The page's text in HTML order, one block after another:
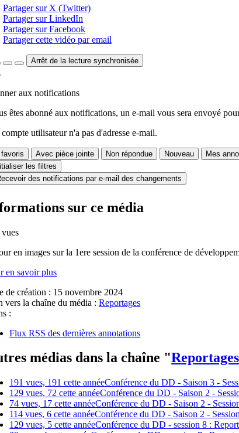
Partager sur X (Twitter)
Partager sur LinkedIn
Partager sur Facebook
Partager cette vidéo par email
Arrêt de la lecture synchronisée
aux notifications
êtes abonné aux notifications, un e-mail vous sera envoyé
utilisateur n'a pas d'adresse e-mail.
Avec pièce jointe Non répondue Nouveau
Mes
les filtres
des notifications par e-mail des changements
sur ce média
vues
en images sur la 1ere session de la conférence de
en savoir plus
de création : 15 novembre 2024
vers la chaîne du média : Reportages
:
Flux RSS des dernières annotations
médias dans la chaîne "Reportages
191 vues, 191 cette annéeConférence du DD - Saison 3 -
129 vues, 72 cette annéeConférence du DD - Saison 2 -
74 vues, 17 cette annéeConférence du DD - Saison 2 -
114 vues, 6 cette annéeConférence du DD - Saison 2 -
129 vues, 5 cette annéeConférence du DD - session 8 :